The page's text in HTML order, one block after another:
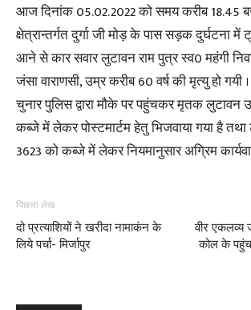
आज दिनांक 05.02.2022 को समय करीब 18.45
क्षेत्रान्तर्गत दुर्गा जी मोड़ के पास सड़क दुर्घटना
आने से कार सवार लुटावन राम पुत्र स्व0 महंगी
जंसा वाराणसी, उम्र करीब 60 वर्ष की मृत्यु हो गयी
चुनार पुलिस द्वारा मौके पर पहुंचकर मृतक लुटावन
कब्जे में लेकर पोस्टमार्टम हेतु भिजवाया गया है
3623 को कब्जे में लेकर नियमानुसार अग्रिम
पिछला लेख
दो प्रत्याशियों ने खरीदा नामाकंन के
लिये पर्चा- मिर्जापुर
वीर एकलव्य
कोल के